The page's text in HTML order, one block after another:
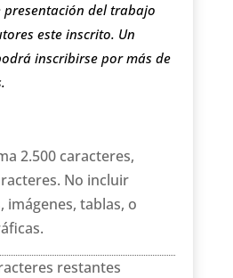
del trabajo
este inscrito. Un
inscribirse por más de
2.500 caracteres,
No incluir
imágenes, tablas, o
restantes